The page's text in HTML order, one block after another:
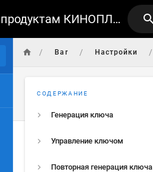
Документация по продуктам КИНОПЛАН
/ Bar / Настройки /
СОДЕРЖАНИЕ
Генерация ключа
Управление ключом
Повторная генерация ключа